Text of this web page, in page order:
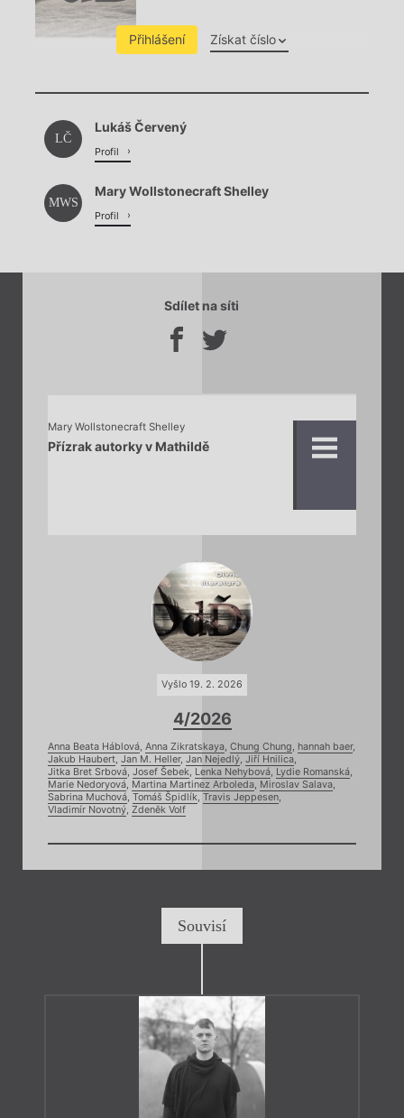
Přihlášení Získat číslo
Chviličku.
Načítá se.
LČ
Lukáš Červený
Profil
MWS
Mary Wollstonecraft Shelley
Profil
Sdílet na síti
Mary Wollstonecraft Shelley
Přízrak autorky v Mathildě
Vyšlo 19. 2. 2026
4/2026
Anna Beata Háblová, Anna Zikratskaya, Chung Chung, hannah baer,
Jakub Haubert, Jan M. Heller, Jan Nejedlý, Jiří Hnilica,
Jitka Bret Srbová, Josef Šebek, Lenka Nehybová, Lydie Romanská,
Marie Nedoryová, Martina Martinez Arboleda, Miroslav Salava,
Sabrina Muchová, Tomáš Špidlík, Travis Jeppesen,
Vladimír Novotný, Zdeněk Volf
Souvisí